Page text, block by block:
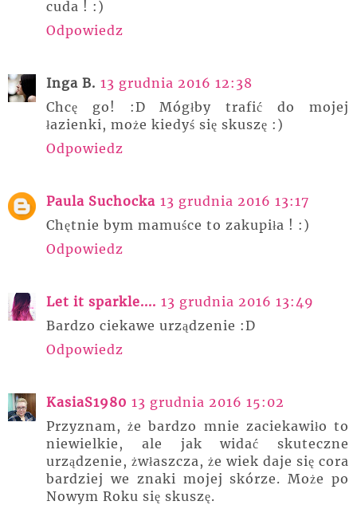
cuda ! :)
Odpowiedz
Inga B. 13 grudnia 2016 12:38
Chcę go! :D Mógłby trafić do mojej
łazienki, może kiedyś się skuszę :)
Odpowiedz
Paula Suchocka 13 grudnia 2016 13:17
Chętnie bym mamuśce to zakupiła ! :)
Odpowiedz
Let it sparkle.... 13 grudnia 2016 13:49
Bardzo ciekawe urządzenie :D
Odpowiedz
KasiaS1980 13 grudnia 2016 15:02
Przyznam, że bardzo mnie zaciekawiło to
niewielkie, ale jak widać skuteczne
urządzenie, żwłaszcza, że wiek daje się cora
bardziej we znaki mojej skórze. Może po
Nowym Roku się skuszę.